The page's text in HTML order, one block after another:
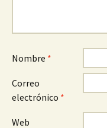
Nombre *
Correo
electrónico *
Web